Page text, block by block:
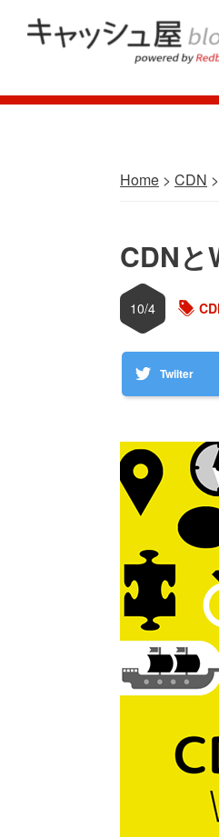
navigation
content
sidebar
REDBOX
Home > CDN
CDNと
10/4
Twiiter